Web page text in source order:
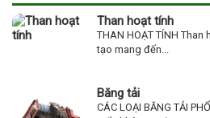
Than hoạt tính
THAN HOẠT TÍNH
tạo mang đến...
Băng tải
CÁC LOẠI BĂNG TẢI